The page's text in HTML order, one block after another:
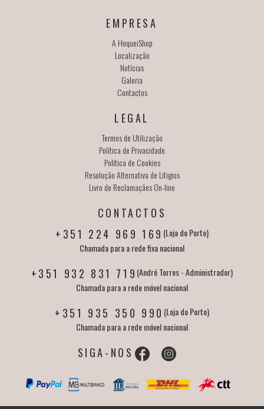
EMPRESA
A HoqueiShop
Localização
Notícias
Galeria
Contactos
LEGAL
Termos de Utilização
Política de Privacidade
Política de Cookies
Resolução Alternativa de Litigios
Livro de Reclamaçães On-line
CONTACTOS
+351 224 969 169 (Loja do Porto)
Chamada para a rede fixa nacional
+351 932 831 719 (André Torres - Administrador)
Chamada para a rede móvel nacional
+351 935 350 990 (Loja do Porto)
Chamada para a rede móvel nacional
SIGA-NOS